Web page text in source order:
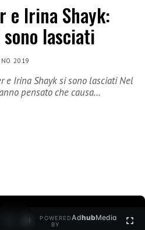
e Irina Shayk:
lasciati
2019
e Irina Shayk si sono lasciati Nel
pensato che causa…
POWERED
BY
AdhubMedia